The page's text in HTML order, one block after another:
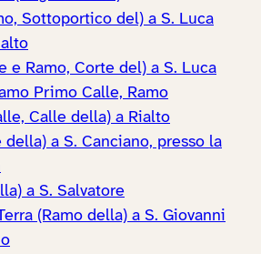
Sottoportico del) a S. Luca
e Ramo, Corte del) a S. Luca
Primo Calle, Ramo
Calle della) a Rialto
della) a S. Canciano, presso la
a S. Salvatore
(Ramo della) a S. Giovanni